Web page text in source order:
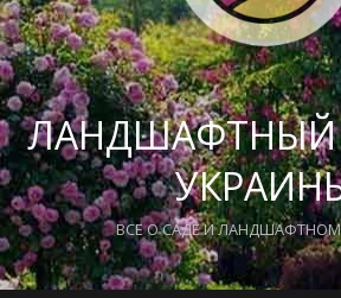
ЛАНДШАФТНЫЙ
ВСЕ О САДЕ И